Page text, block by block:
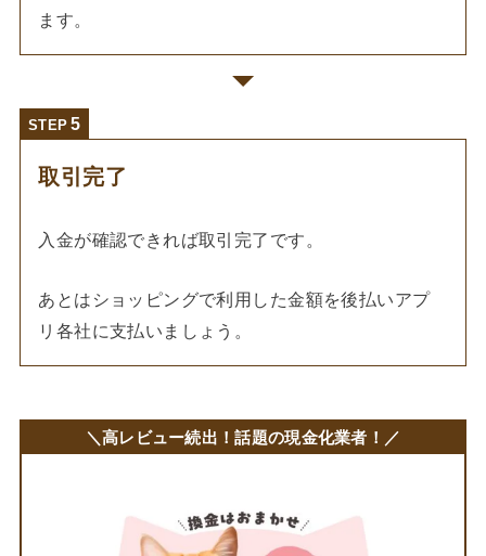
ます。
STEP
取引完了
入金が確認できれば取引完了です。
あとはショッピングで利用した金額を後払いアプ
リ各社に支払いましょう。
＼高レビュー続出！話題の現金化業者！ ／